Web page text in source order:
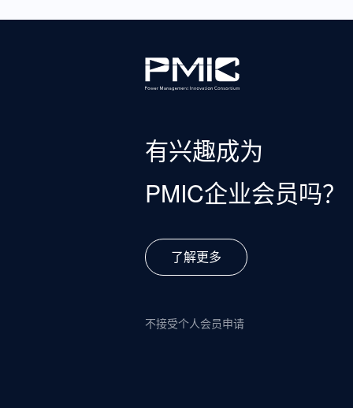
有兴趣成为
PMIC企业会员吗？
了解更多
不接受个人会员申请